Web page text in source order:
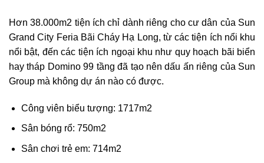
Hơn 38.000m2 tiện ích chỉ dành riêng cho cư dân của Sun
Grand City Feria Bãi Cháy Hạ Long, từ các tiện ích nổi khu
nổi bật, đến các tiện ích ngoại khu như quy hoạch bãi biển
hay tháp Domino 99 tầng đã tạo nên dấu ấn riêng của Sun
Group mà không dự án nào có được.
Công viên biểu tượng: 1717m2
Sân bóng rổ: 750m2
Sân chơi trẻ em: 714m2